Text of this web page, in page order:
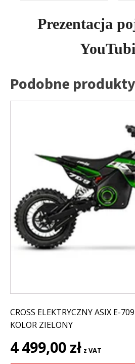
Prezentacja
Podobne produkty
CROSS ELEKTRYCZNY ASIX E-
KOLOR ZIELONY
4 499,00 zł z VAT